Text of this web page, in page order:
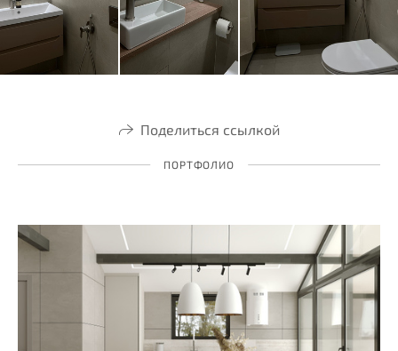
Поделиться ссылкой
ПОРТФОЛИО